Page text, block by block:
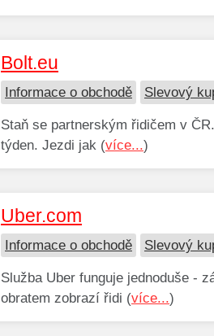
Bolt.eu
Informace o obchodě Slevový
Staň se partnerským řidičem v
týden. Jezdi jak (více...)
Uber.com
Informace o obchodě Slevový
Služba Uber funguje jednoduše -
obratem zobrazí řidi (více...)